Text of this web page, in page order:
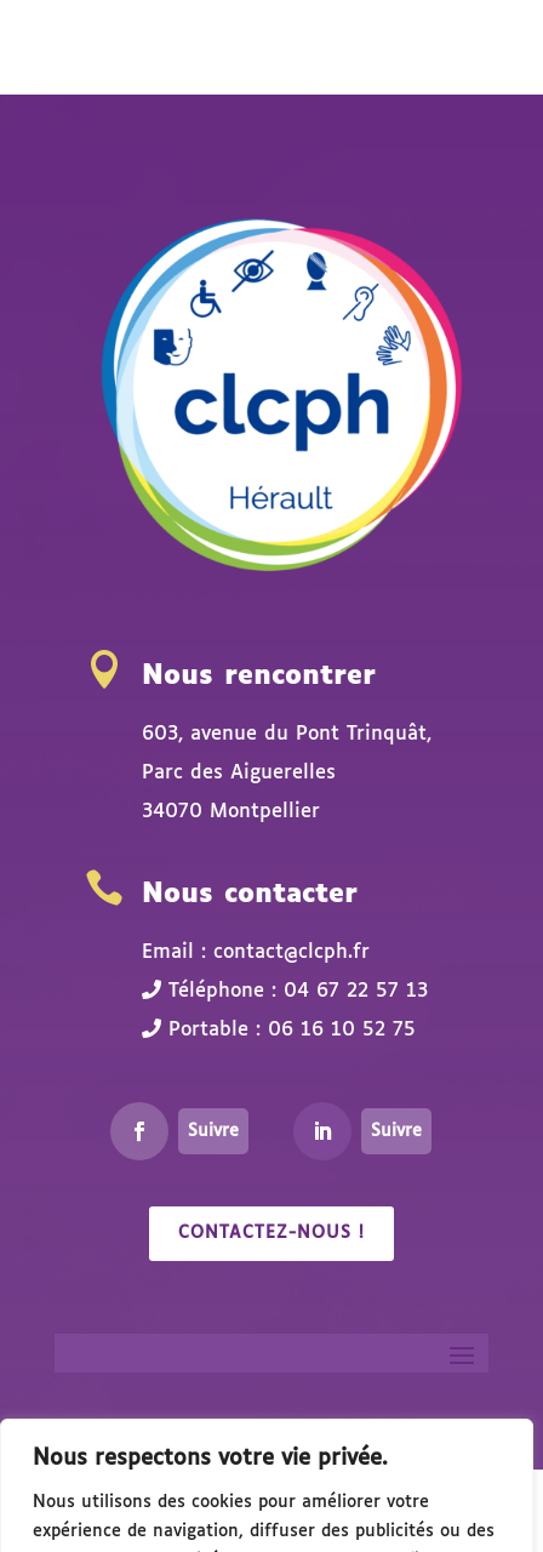
Nous respectons votre vie privée.
Nous utilisons des cookies pour améliorer votre
expérience de navigation, diffuser des publicités ou des
 Nous rencontrer
603, avenue du Pont Trinquât,
Parc des Aiguerelles
34070 Montpellier
 Nous contacter
Email : contact@clcph.fr
Téléphone : 04 67 22 57 13
Portable : 06 16 10 52 75
Suivre Suivre
CONTACTEZ-NOUS !